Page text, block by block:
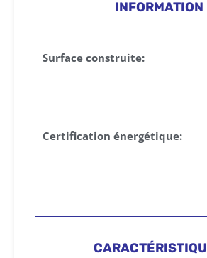
INFORMATION
Surface construite:
Certification énergétique: